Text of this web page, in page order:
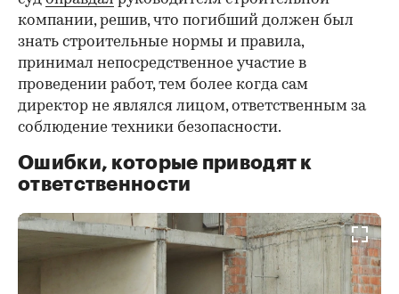
компании, решив, что погибший должен был
знать строительные нормы и правила,
принимал непосредственное участие в
проведении работ, тем более когда сам
директор не являлся лицом, ответственным за
соблюдение техники безопасности.
Ошибки, которые приводят к
ответственности